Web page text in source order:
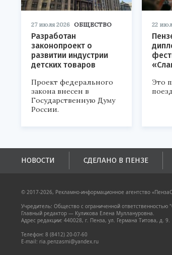
27 июля 2026 ОБЩЕСТВО
Разработан
законопроект о
развитии индустрии
детских товаров
Проект федерального
закона внесен в
Государственную Думу
России.
22
Это
НОВОСТИ СДЕЛАНО В ПЕНЗЕ
© 2017-2026, Рекламно-информационное агентство
Учредитель: Общество с ограниченной ответственностью
Главный редактор — Куликова Елена Муллануровна.
Адрес редакции: 440028, г. Пенза, ул. Германа Титова, д. 9.
Телефон: 8 (8412) 20-07-60
E-mail: ria.penzasmi@yandex.ru